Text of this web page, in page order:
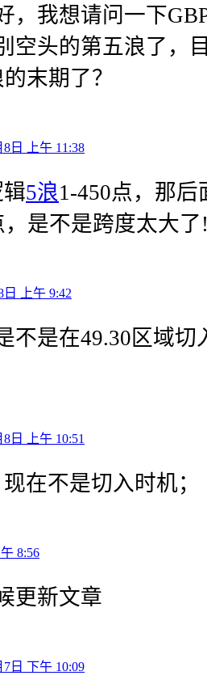
，我想请问一下
空头的第五浪了，
末期了？
8日 上午 11:38
5浪1-450点，那后
，是不是跨度太大了
日 上午 9:42
不是在49.30区域切
8日 上午 10:51
在不是切入时机；
8:56
更新文章
7日 下午 10:09